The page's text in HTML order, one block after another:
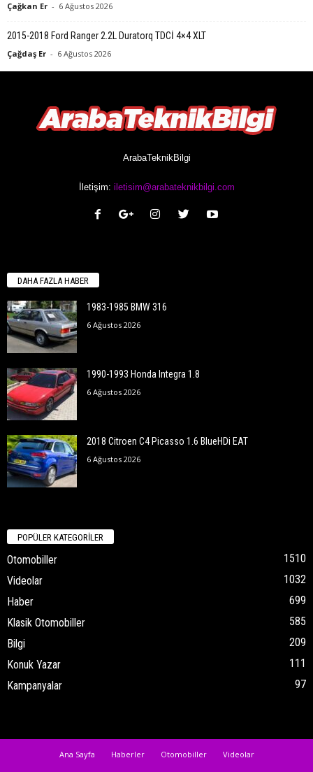
Çağkan Er - 6 Ağustos 2026
2015-2018 Ford Ranger 2.2L Duratorq TDCİ 4×4 XLT
Çağdaş Er - 6 Ağustos 2026
ArabaTeknikBilgi
İletişim: iletisim@arabateknikbilgi.com
DAHA FAZLA HABER
1983-1985 BMW 316
6 Ağustos 2026
1990-1993 Honda Integra 1.8
6 Ağustos 2026
2018 Citroen C4 Picasso 1.6 BlueHDi EAT
6 Ağustos 2026
POPÜLER KATEGORİLER
Otomobiller
1510
Videolar
1032
Haber
699
Klasik Otomobiller
585
Bilgi
209
Konuk Yazar
111
Kampanyalar
97
Ana Sayfa Haberler Otomobiller
Videolar